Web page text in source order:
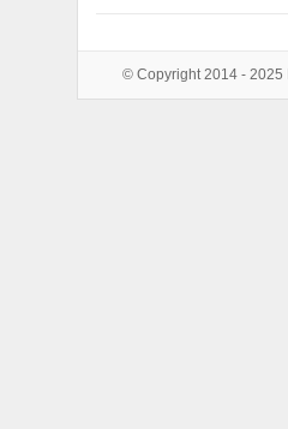
© Copyright 2014 - 2025